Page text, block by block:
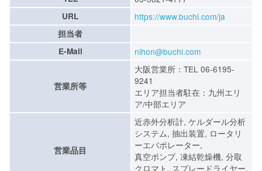
URL https://www.buchi.com/ja
担当者
E-Mail
nihon@buchi.com
営業所等
大阪営業所：TEL 06-6195-
9241
エリア担当者駐在：九州エリ
ア/中部エリア
営業品目
近赤外分析計, ケルダール分析
システム, 抽出装置, ロータリ
ーエバポレーター,
真空ポンプ, 凍結乾燥機, 分取
クロマト, スプレードライヤー,